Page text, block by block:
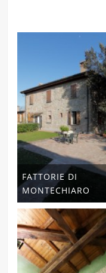
FATTORIE DI
MONTECHIARO